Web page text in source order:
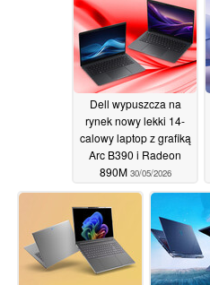
Dell wypuszcza na
rynek nowy lekki 14-
calowy laptop z grafiką
Arc B390 i Radeon
890M 30/05/2026